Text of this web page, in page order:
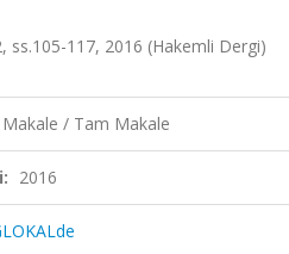
ss.105-117, 2016 (Hakemli Dergi)
Makale / Tam Makale
2016